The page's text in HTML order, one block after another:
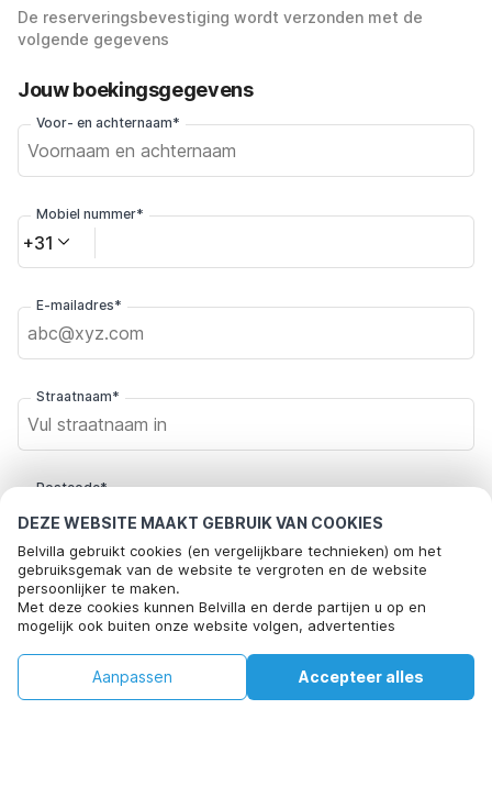
DEZE WEBSITE MAAKT GEBRUIK VAN COOKIES
Belvilla gebruikt cookies (en vergelijkbare technieken) om het
gebruiksgemak van de website te vergroten en de website
persoonlijker te maken.
Met deze cookies kunnen Belvilla en derde partijen u op en
mogelijk ook buiten onze website volgen, advertenties
social media.
Door op "accepteren" te klikken gaat u hiermee akkoord. Meer
informatie vind je in onscookiebeleid.
Accepteer alles
Aanpassen
De reserveringsbevestiging wordt verzonden met de
volgende gegevens
Jouw boekingsgegevens
Voor- en achternaam*
Mobiel nummer*
+31
E-mailadres*
Straatnaam*
Postcode*
Plaats*
Klik hier om je af te melden voor aanbiedingsmails van Belvilla. Je
kunt je in de toekomst op elk moment weer afmelden
+
Beschikbaarheid controleren